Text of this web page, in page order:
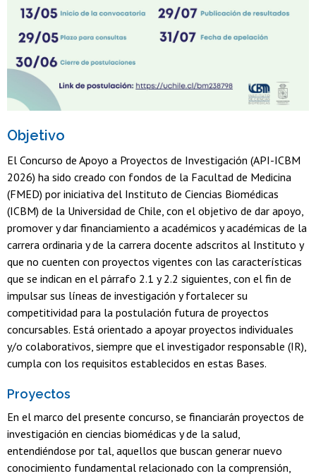
Objetivo
El Concurso de Apoyo a Proyectos de Investigación (API-ICBM
2026) ha sido creado con fondos de la Facultad de Medicina
(FMED) por iniciativa del Instituto de Ciencias Biomédicas
(ICBM) de la Universidad de Chile, con el objetivo de dar apoyo,
promover y dar financiamiento a académicos y académicas de la
carrera ordinaria y de la carrera docente adscritos al Instituto y
que no cuenten con proyectos vigentes con las características
que se indican en el párrafo 2.1 y 2.2 siguientes, con el fin de
impulsar sus líneas de investigación y fortalecer su
competitividad para la postulación futura de proyectos
concursables. Está orientado a apoyar proyectos individuales
y/o colaborativos, siempre que el investigador responsable (IR),
cumpla con los requisitos establecidos en estas Bases.
Proyectos
En el marco del presente concurso, se financiarán proyectos de
investigación en ciencias biomédicas y de la salud,
entendiéndose por tal, aquellos que buscan generar nuevo
conocimiento fundamental relacionado con la comprensión,